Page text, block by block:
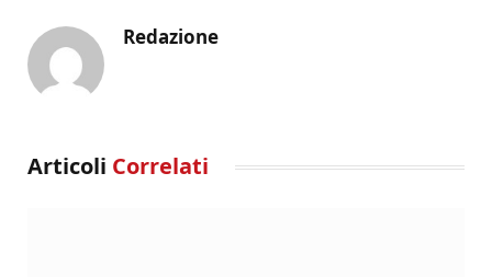
Redazione
Articoli Correlati